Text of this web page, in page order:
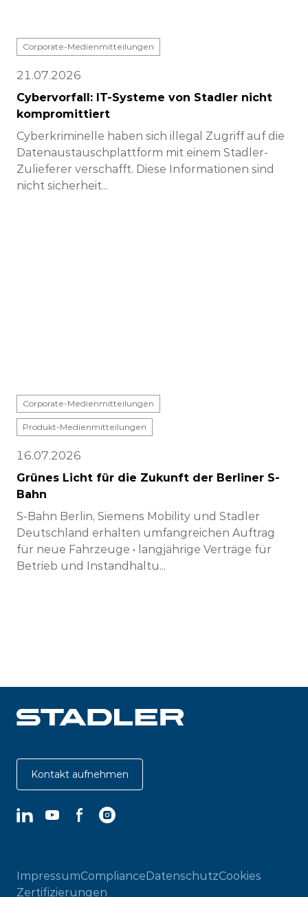
Corporate-Medienmitteilungen
21.07.2026
Cybervorfall: IT-Systeme von Stadler nicht
kompromittiert
Cyberkriminelle haben sich illegal Zugriff auf die
Datenaustauschplattform mit einem Stadler-
Zulieferer verschafft. Diese Informationen sind
nicht sicherheit...
Corporate-Medienmitteilungen
Produkt-Medienmitteilungen
16.07.2026
Grünes Licht für die Zukunft der Berliner S-
Bahn
S-Bahn Berlin, Siemens Mobility und Stadler
Deutschland erhalten umfangreichen Auftrag
für neue Fahrzeuge • langjährige Verträge für
Betrieb und Instandhaltu...
Kontakt aufnehmen
LinkedInYouTubeFacebookInstagram
ImpressumComplianceDatenschutzCookies
Zertifizierungen